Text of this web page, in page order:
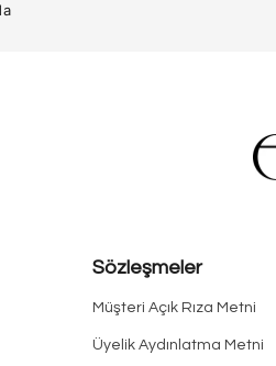
Sözleşmeler
Müşteri Açık Rıza Metni
Üyelik Aydınlatma Metni